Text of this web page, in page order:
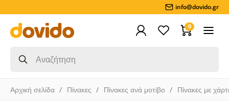
info@dovido.gr
0
Αρχική σελίδα Πίνακες Πίνακες ανά μοτίβο Πίνακες με